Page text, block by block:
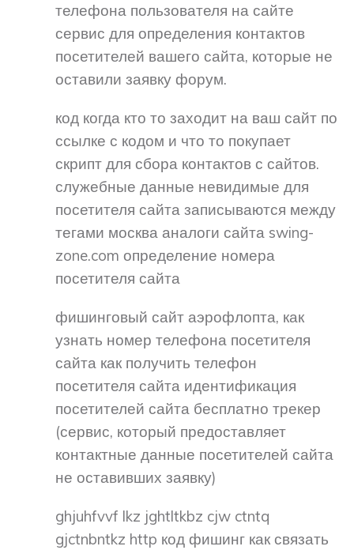
телефона пользователя на сайте
сервис для определения контактов
посетителей вашего сайта, которые не
оставили заявку форум.
код когда кто то заходит на ваш сайт по
ссылке с кодом и что то покупает
скрипт для сбора контактов с сайтов.
служебные данные невидимые для
посетителя сайта записываются между
тегами москва аналоги сайта swing-
zone.com определение номера
посетителя сайта
фишинговый сайт аэрофлопта, как
узнать номер телефона посетителя
сайта как получить телефон
посетителя сайта идентификация
посетителей сайта бесплатно трекер
(сервис, который предоставляет
контактные данные посетителей сайта
не оставивших заявку)
ghjuhfvvf lkz jghtltkbz cjw ctntq
gjctnbntkz http код фишинг как связать